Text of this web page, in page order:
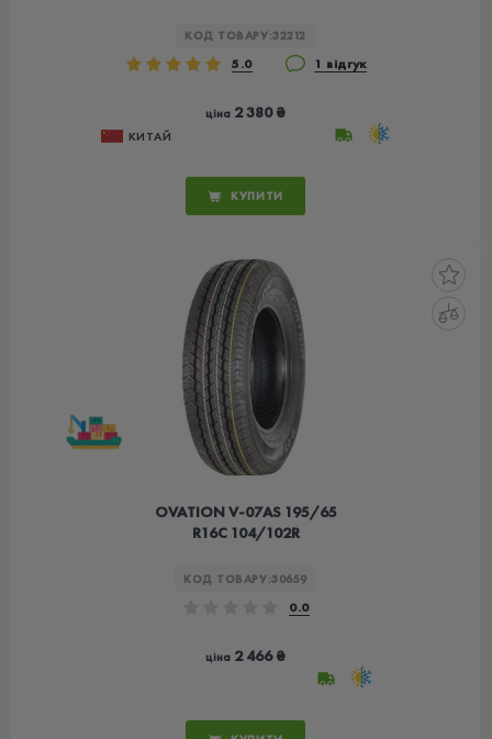
КОД ТОВАРУ:32212
5.0 1 відгук
ціна 2 380 ₴
КИТАЙ
КУПИТИ
OVATION V-07AS 195/65
R16C 104/102R
КОД ТОВАРУ:30659
0.0
ціна 2 466 ₴